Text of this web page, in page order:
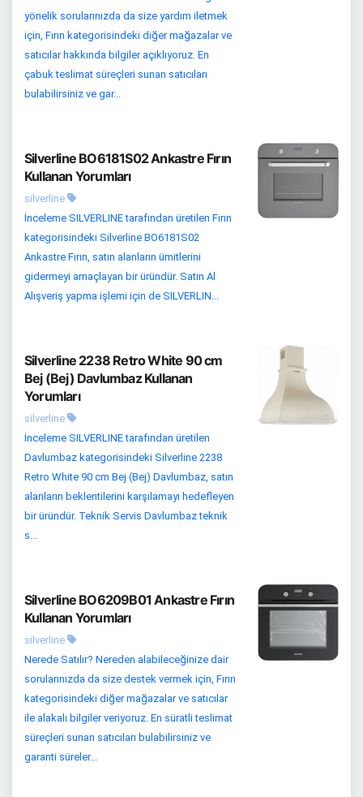
yönelik sorularınızda da size yardım iletmek
için, Fırın kategorisindeki diğer mağazalar ve
satıcılar hakkında bilgiler açıklıyoruz. En
çabuk teslimat süreçleri sunan satıcıları
bulabilirsiniz ve gar...
Silverline BO6181S02 Ankastre Fırın
Kullanan Yorumları
silverline
İnceleme SILVERLINE tarafından üretilen Fırın
kategorisindeki Silverline BO6181S02
Ankastre Fırın, satın alanların ümitlerini
gidermeyi amaçlayan bir üründür. Satın Al
Alışveriş yapma işlemi için de SILVERLIN...
Silverline 2238 Retro White 90 cm
Bej (Bej) Davlumbaz Kullanan
Yorumları
silverline
İnceleme SILVERLINE tarafından üretilen
Davlumbaz kategorisindeki Silverline 2238
Retro White 90 cm Bej (Bej) Davlumbaz, satın
alanların beklentilerini karşılamayı hedefleyen
bir üründür. Teknik Servis Davlumbaz teknik
s...
Silverline BO6209B01 Ankastre Fırın
Kullanan Yorumları
silverline
Nerede Satılır? Nereden alabileceğinize dair
sorularınızda da size destek vermek için, Fırın
kategorisindeki diğer mağazalar ve satıcılar
ile alakalı bilgiler veriyoruz. En süratli teslimat
süreçleri sunan satıcıları bulabilirsiniz ve
garanti süreler...